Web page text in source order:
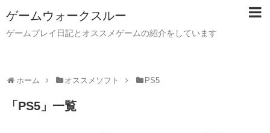
ゲームウォークスルー
ゲームプレイ日記とオススメゲームの紹介をしています
ホーム オススメソフト PS5
「 PS5 」 一覧